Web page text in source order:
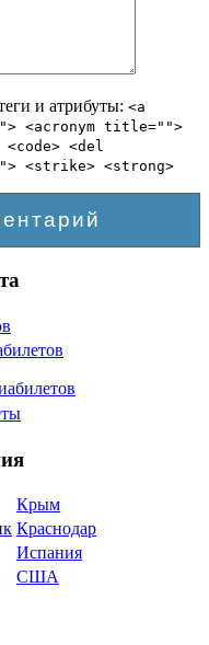
и атрибуты: <a
<acronym title="">
<del
<strike> <strong>
Крым
Краснодар
Испания
США